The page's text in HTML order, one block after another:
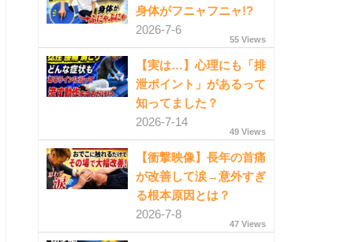
身体がフニャフニャ!?
2026-7-6
55 Views
【実は…】心理にも「排
泄ポイント」があるって
知ってました？
2026-7-14
49 Views
【衝撃映像】長年の首痛
が改善して涙→意外すぎ
る根本原因とは？
2026-7-8
47 Views